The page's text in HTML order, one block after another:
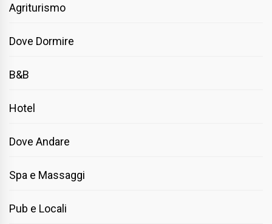
Agriturismo
Dove Dormire
B&B
Hotel
Dove Andare
Spa e Massaggi
Pub e Locali